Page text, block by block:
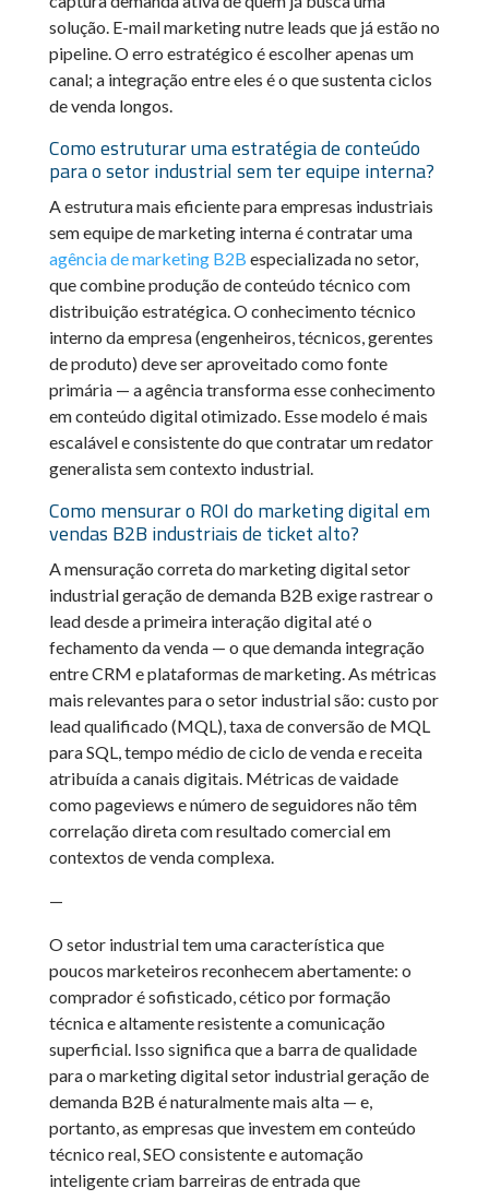
solução. E-mail marketing nutre leads que já estão no
pipeline. O erro estratégico é escolher apenas um
canal; a integração entre eles é o que sustenta ciclos
de venda longos.
Como estruturar uma estratégia de conteúdo
para o setor industrial sem ter equipe interna?
A estrutura mais eficiente para empresas industriais
sem equipe de marketing interna é contratar uma
agência de marketing B2B especializada no setor,
que combine produção de conteúdo técnico com
distribuição estratégica. O conhecimento técnico
interno da empresa (engenheiros, técnicos, gerentes
de produto) deve ser aproveitado como fonte
primária — a agência transforma esse conhecimento
em conteúdo digital otimizado. Esse modelo é mais
escalável e consistente do que contratar um redator
generalista sem contexto industrial.
Como mensurar o ROI do marketing digital em
vendas B2B industriais de ticket alto?
A mensuração correta do marketing digital setor
industrial geração de demanda B2B exige rastrear o
lead desde a primeira interação digital até o
fechamento da venda — o que demanda integração
entre CRM e plataformas de marketing. As métricas
mais relevantes para o setor industrial são: custo por
lead qualificado (MQL), taxa de conversão de MQL
para SQL, tempo médio de ciclo de venda e receita
atribuída a canais digitais. Métricas de vaidade
como pageviews e número de seguidores não têm
correlação direta com resultado comercial em
contextos de venda complexa.
—
O setor industrial tem uma característica que
poucos marketeiros reconhecem abertamente: o
comprador é sofisticado, cético por formação
técnica e altamente resistente a comunicação
superficial. Isso significa que a barra de qualidade
para o marketing digital setor industrial geração de
demanda B2B é naturalmente mais alta — e,
portanto, as empresas que investem em conteúdo
técnico real, SEO consistente e automação
inteligente criam barreiras de entrada que